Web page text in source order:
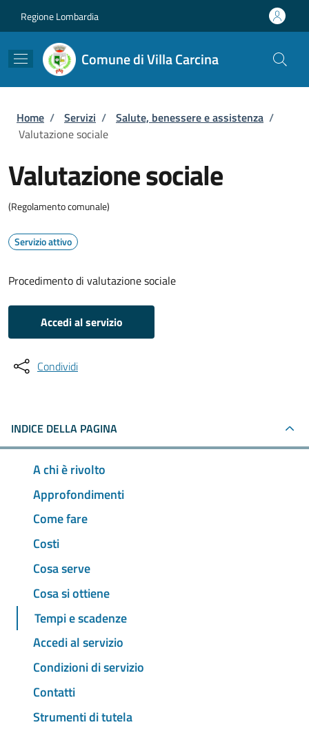
Regione Lombardia
Comune di Villa Carcina
Briciole di pane
Home / Servizi / Salute, benessere e assistenza /
Valutazione sociale
Valutazione sociale
(Regolamento comunale)
Servizio attivo
Procedimento di valutazione sociale
Accedi al servizio
Condividi
INDICE DELLA PAGINA
A chi è rivolto
Approfondimenti
Come fare
Costi
Cosa serve
Cosa si ottiene
Tempi e scadenze
Accedi al servizio
Condizioni di servizio
Contatti
Strumenti di tutela